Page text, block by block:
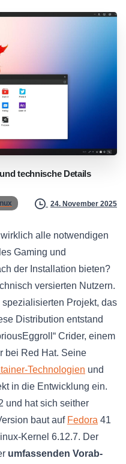
und technische Details
24. November 2025
alle notwendigen
Gaming und
der Installation bieten?
versierten Nutzern.
Projekt, das
Distribution entstand
Crider, einem
bei Red Hat. Seine
Technologien und
in die Entwicklung ein.
und hat sich seither
baut auf Fedora 41
Kernel 6.12.7. Der
umfassenden Vorab-